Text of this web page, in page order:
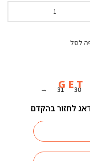
לסל
30
31
→ G E
לחזור בהקדם